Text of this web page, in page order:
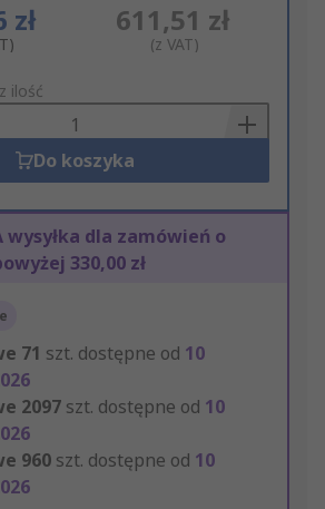
zł 611,51 zł
(z VAT)
ilość
Do koszyka
wysyłka dla zamówień o
330,00 zł
71 szt. dostępne od 10
2097 szt. dostępne od 10
960 szt. dostępne od 10